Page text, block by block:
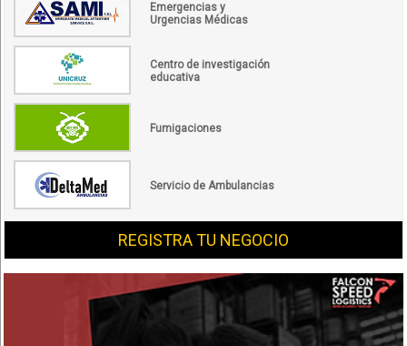
Emergencias y
Urgencias Médicas
Centro de investigación
educativa
Fumigaciones
Servicio de Ambulancias
REGISTRA TU NEGOCIO